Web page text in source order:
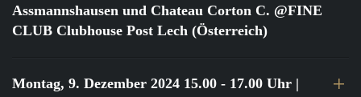
Assmannshausen und Chateau Corton C. @FINE
CLUB Clubhouse Post Lech (Österreich)
Montag, 9. Dezember 2024 15.00 - 17.00 Uhr |